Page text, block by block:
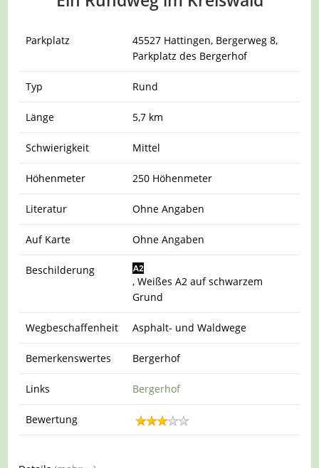
Parkplatz
45527 Hattingen, Bergerweg 8,
Parkplatz des Bergerhof
Typ Rund
Länge 5,7 km
Schwierigkeit Mittel
Höhenmeter 250 Höhenmeter
Literatur Ohne Angaben
Auf Karte Ohne Angaben
Beschilderung
, Weißes A2 auf schwarzem
Grund
Wegbeschaffenheit Asphalt- und Waldwege
Bemerkenswertes Bergerhof
Links Bergerhof
Bewertung